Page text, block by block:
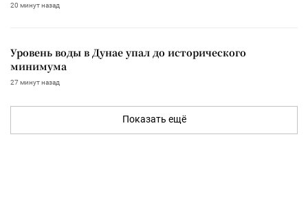
20 минут назад
Уровень воды в Дунае упал до исторического
минимума
27 минут назад
Показать ещё